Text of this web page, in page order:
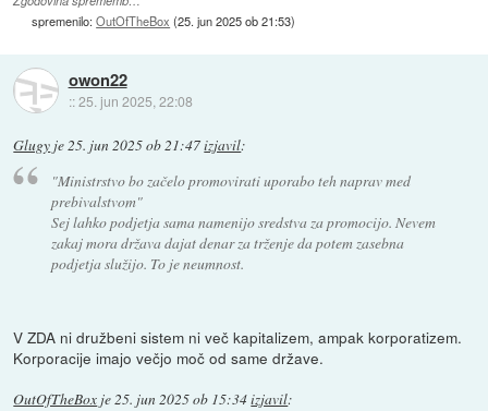
spremenilo:OutOfTheBox (25. jun 2025 ob 21:53)
owon22
::25. jun 2025, 22:08
Glugy je 25. jun 2025 ob 21:47izjavil:
"Ministrstvo bo začelo promovirati uporabo teh naprav med
prebivalstvom"
Sej lahko podjetja sama namenijo sredstva za promocijo. Nevem
zakaj mora država dajat denar za trženje da potem zasebna
podjetja služijo. To je neumnost.
V ZDA ni družbeni sistem ni več kapitalizem, ampak korporatizem.
Korporacije imajo večjo moč od same države.
OutOfTheBox je25. jun 2025 ob 15:34izjavil: